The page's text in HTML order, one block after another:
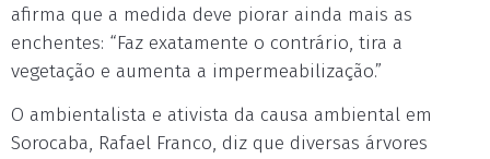
afirma que a medida deve piorar ainda mais as
enchentes: “Faz exatamente o contrário, tira a
vegetação e aumenta a impermeabilização.”
O ambientalista e ativista da causa ambiental em
Sorocaba, Rafael Franco, diz que diversas árvores